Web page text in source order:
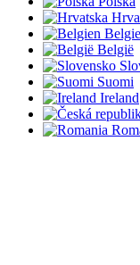
België
Suomi
Ireland